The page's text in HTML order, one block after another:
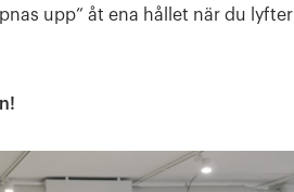
upp” åt ena hållet när du lyfter